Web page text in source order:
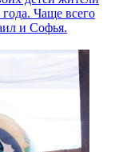
Чаще всего
и Софья.